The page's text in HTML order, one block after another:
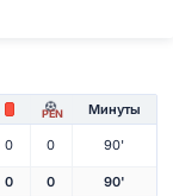
PEN Минуты
0 0 90'
0 0 90'